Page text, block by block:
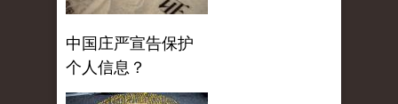
中国庄严宣告保护
个人信息？